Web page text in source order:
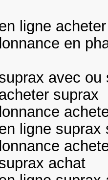
ligne
en
avec ou
suprax
ligne suprax
achat